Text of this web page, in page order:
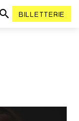
BILLETTERIE